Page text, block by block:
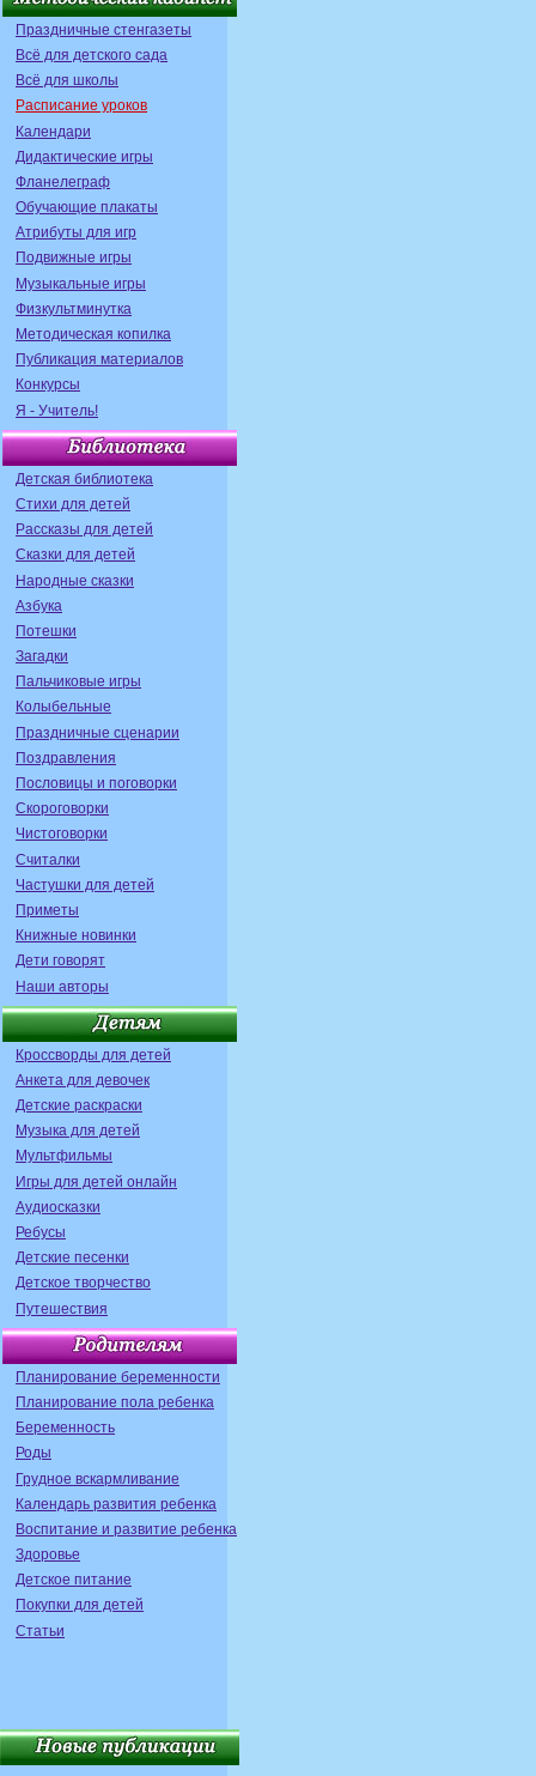
Праздничные стенгазеты
Всё для детского сада
Всё для школы
Расписание уроков
Календари
Дидактические игры
Фланелеграф
Обучающие плакаты
Атрибуты для игр
Подвижные игры
Музыкальные игры
Физкультминутка
Методическая копилка
Публикация материалов
Конкурсы
Я - Учитель!
Детская библиотека
Стихи для детей
Рассказы для детей
Сказки для детей
Народные сказки
Азбука
Потешки
Загадки
Пальчиковые игры
Колыбельные
Праздничные сценарии
Поздравления
Пословицы и поговорки
Скороговорки
Чистоговорки
Считалки
Частушки для детей
Приметы
Книжные новинки
Дети говорят
Наши авторы
Кроссворды для детей
Анкета для девочек
Детские раскраски
Музыка для детей
Мультфильмы
Игры для детей онлайн
Аудиосказки
Ребусы
Детские песенки
Детское творчество
Путешествия
Планирование беременности
Планирование пола ребенка
Беременность
Роды
Грудное вскармливание
Календарь развития ребенка
Воспитание и развитие ребенка
Здоровье
Детское питание
Покупки для детей
Статьи